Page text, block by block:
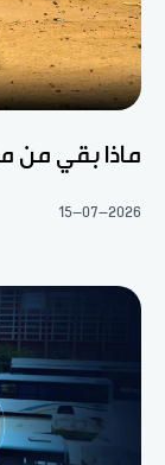
ماذا بقي من
15-07-2026